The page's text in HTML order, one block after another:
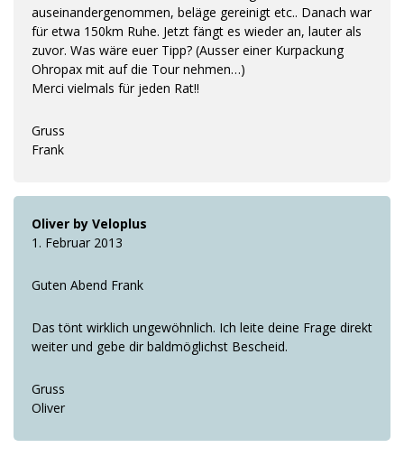
auseinandergenommen, beläge gereinigt etc.. Danach war
für etwa 150km Ruhe. Jetzt fängt es wieder an, lauter als
zuvor. Was wäre euer Tipp? (Ausser einer Kurpackung
Ohropax mit auf die Tour nehmen…)
Merci vielmals für jeden Rat!!
Gruss
Frank
Oliver by Veloplus
1. Februar 2013
Guten Abend Frank
Das tönt wirklich ungewöhnlich. Ich leite deine Frage direkt
weiter und gebe dir baldmöglichst Bescheid.
Gruss
Oliver